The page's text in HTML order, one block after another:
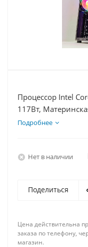
Процессор Intel
117Вт,
Видеокарта RX
Подробнее
Нет в наличии
Поделиться
Цена действительна
заказа по телефону,
магазин.